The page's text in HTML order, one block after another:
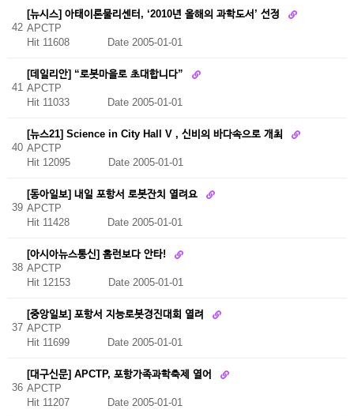
42
[뉴시스] 아태이론물리센터, ‘2010년 올해의 과학도서’ 선정
APCTP
Hit 11608
Date 2005-01-01
41
[데일리안] “로봇마을로 초대합니다”
APCTP
Hit 11033
Date 2005-01-01
40
[뉴스21] Science in City Hall V , 신비의 바다속으로 개최
APCTP
Hit 12095
Date 2005-01-01
39
[동아일보] 내일 포항서 로봇잔치 열려요
APCTP
Hit 11428
Date 2005-01-01
38
[아시아뉴스통신] 홈런보다 안타!
APCTP
Hit 12153
Date 2005-01-01
37
[중앙일보] 포항서 지능로봇경진대회 열려
APCTP
Hit 11699
Date 2005-01-01
36
[대구신문] APCTP, 포항가족과학축제 열어
APCTP
Hit 11207
Date 2005-01-01